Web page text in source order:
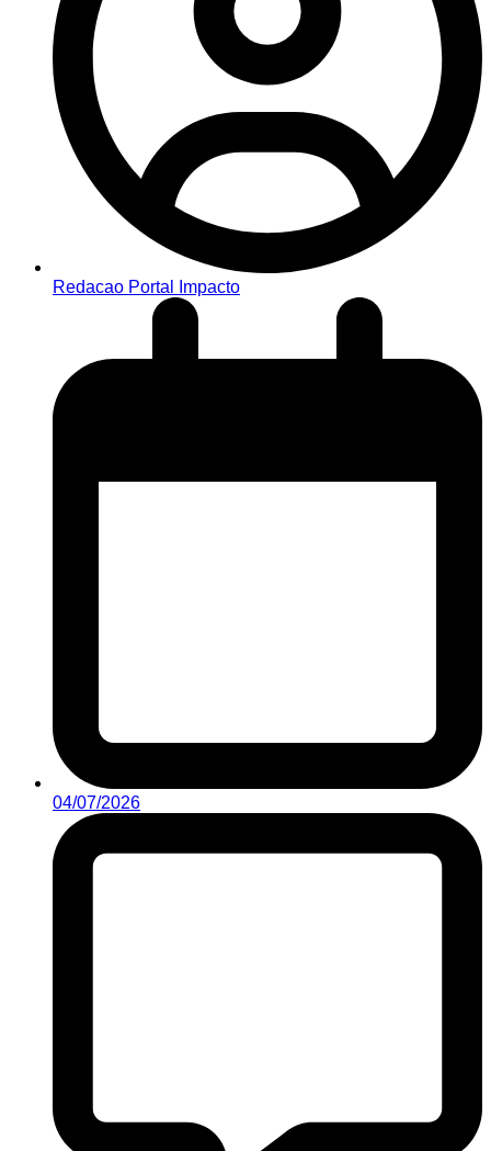
Redacao Portal Impacto
04/07/2026